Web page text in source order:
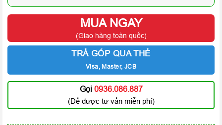
MUA NGAY
(Giao hàng toàn quốc)
TRẢ GÓP QUA THẺ
Visa, Master, JCB
Gọi 0936.086.887
(Để được tư vấn miễn phí)